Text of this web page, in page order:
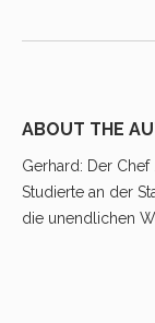
ABOUT THE
Gerhard: Der Chef
Studierte an der
die unendlichen